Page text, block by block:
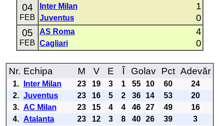
04
FEB
Inter Milan 1
Juventus 0
05
FEB
AS Roma 4
Cagliari 0
Nr. Echipa M V E Î Golav Pct Adevăr
1. Inter Milan 23 19 3 1 55 10 60
24
2. Juventus 23 16 5 2 36 14 53
20
3. AC Milan 23 15 4 4 46 27 49
16
4. Atalanta 23 12 3 8 40 26 39
3